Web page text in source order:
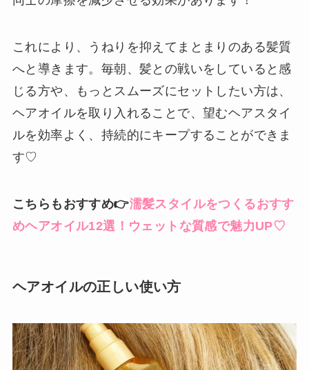
これにより、うねりを抑えてまとまりのある髪質
へと導きます。毎朝、髪との戦いをしていると感
じる方や、もっとスムーズにセットしたい方は、
ヘアオイルを取り入れることで、望むヘアスタイ
ルを効率よく、持続的にキープすることができま
す♡
こちらもおすすめ👉濡髪スタイルをつくるおすす
めヘアオイル12選！ウェットな質感で魅力UP♡
ヘアオイルの正しい使い方